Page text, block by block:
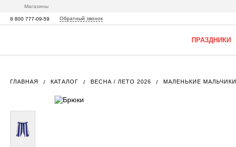
Магазины
8 800 777-09-59 Обратный звонок
ПРАЗДНИКИ
ГЛАВНАЯ КАТАЛОГ ВЕСНА / ЛЕТО 2026 МАЛЕНЬКИЕ МАЛЬЧИКИ